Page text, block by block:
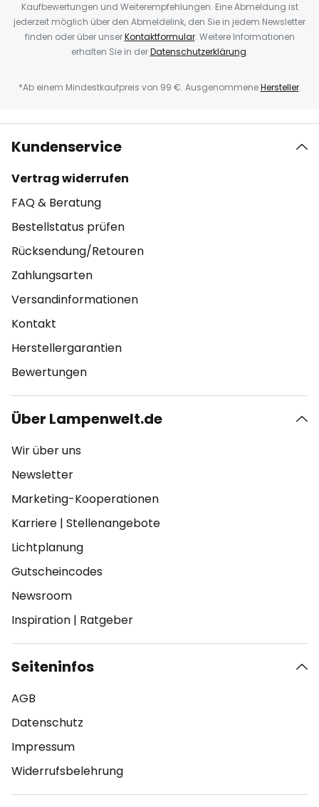
Kaufbewertungen und Weiterempfehlungen. Eine Abmeldung ist
jederzeit möglich über den Abmeldelink, den Sie in jedem Newsletter
finden oder über unserKontaktformular. Weitere Informationen
erhalten Sie in derDatenschutzerklärung.
*Ab einem Mindestkaufpreis von 99 €. AusgenommeneHersteller.
Kundenservice
Vertrag widerrufen
FAQ & Beratung
Bestellstatus prüfen
Rücksendung/Retouren
Zahlungsarten
Versandinformationen
Kontakt
Herstellergarantien
Bewertungen
Über Lampenwelt.de
Wir über uns
Newsletter
Marketing-Kooperationen
Karriere | Stellenangebote
Lichtplanung
Gutscheincodes
Newsroom
Inspiration | Ratgeber
Seiteninfos
AGB
Datenschutz
Impressum
Widerrufsbelehrung